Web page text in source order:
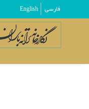
فارسی English